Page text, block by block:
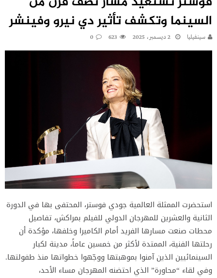
السينما وتكشف تأثير دي نيرو وفينشر
سينفيليا 2 ديسمبر، 2025 623
0
استحضرت الممثلة العالمية جودي فوستر، المحتفى بها في الدورة
الثانية والعشرين للمهرجان الدولي للفيلم بمراكش، تفاصيل
محطات صنعت مسارها الفريد أمام الكاميرا وخلفها، مؤكدة أن
رحلتها الفنية، الممتدة لأكثر من خمسين عاماً، مدينة لكبار
السينمائيين الذين آمنوا بموهبتها ووجّهوا خطواتها منذ طفولتها.
وفي لقاء “محاورة” الذي احتضنه المهرجان مساء الأحد،